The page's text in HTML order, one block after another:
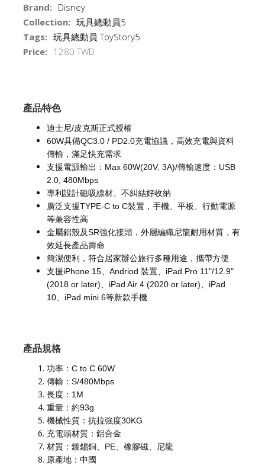
Brand: Disney
Collection: 玩具總動員5
Tags: 玩具總動員 ToyStory5
Price: 1280 TWD
產品特色
迪士尼/皮克斯正式授權
60W具備QC3.0 / PD2.0充電協議，高效充電與資料
傳輸，滿足快充需求
支援電源輸出：Max 60W(20V, 3A)/傳輸速度：USB
2.0, 480Mbps
專利設計磁吸線材、不糾結好收納
廣泛支援TYPE-C to C裝置，手機、平板、行動電源
等兼容性高
金屬鋁殼及SR強化接頭，外層編織尼龍耐用材質，有
效延長產品壽命
簡潔便利，符合居家辦公旅行多種用途，攜帶方便
支援iPhone 15、Andriod 裝置、iPad Pro 11"/12.9"
(2018 or later)、iPad Air 4 (2020 or later)、iPad
10、iPad mini 6等新款手機
產品規格
功率：C to C 60W
傳輸：S/480Mbps
長度：1M
重量：約93g
機械性質：抗拉強度30KG
充電頭材質：鋁合金
材質：鍍錫銅、PE、橡膠磁、尼龍
原產地：中國